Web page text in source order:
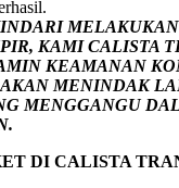
KAMICALISTA
KEAMANAN
MENINDAK
MENGGANGU
.
DI CALISTA